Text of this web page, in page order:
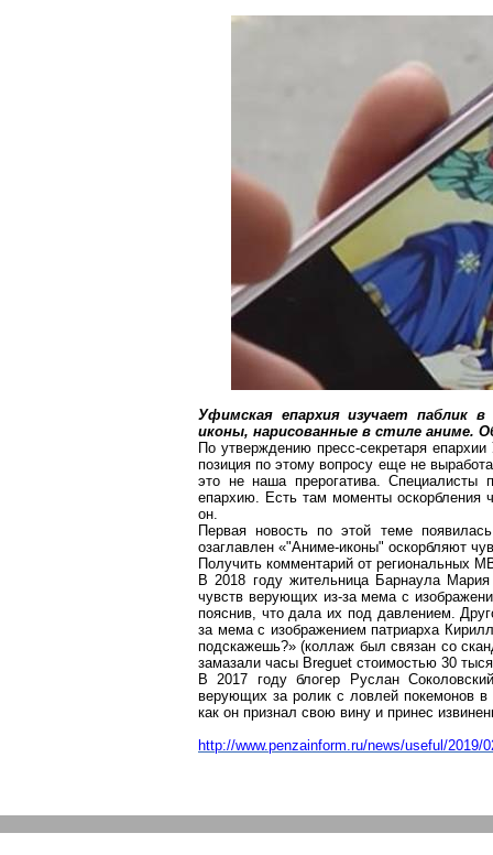
Уфимская епархия изучает паблик в
иконы, нарисованные в стиле аниме.
По утверждению пресс-секретаря
позиция по этому вопросу еще не
это не наша прерогатива. Специалисты
епархию. Есть там моменты оскорбления
он.
Первая новость по этой теме
озаглавлен «"Аниме-иконы" оскорбляют
Получить комментарий от региональных
В 2018 году жительница Барнаула
чувств верующих из-замемас
пояснив, что дала их под давлением.
за мемас изображением патриарха
подскажешь?» (коллаж был связан со
замазали часы Breguet стоимостью 30
В 2017 годублогер Руслан
верующих за ролик с ловлейпокемонов в
как он признал свою вину и принес
http://www.penzainform.ru/news/useful/